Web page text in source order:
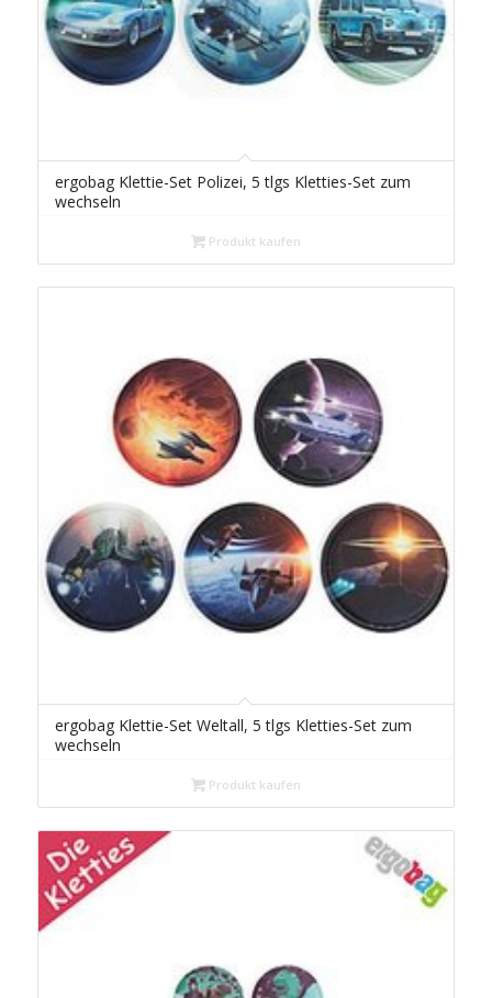
ergobag Klettie-Set Polizei, 5 tlgs Kletties-Set zum
wechseln
Produkt kaufen
ergobag Klettie-Set Weltall, 5 tlgs Kletties-Set zum
wechseln
Produkt kaufen